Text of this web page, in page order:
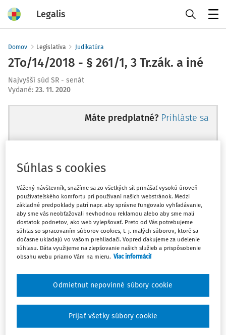
Legalis
Domov Legislatíva Judikatúra
2To/14/2018 - § 261/1, 3 Tr.zák. a iné
Najvyšší súd SR - senát
Vydané: 23. 11. 2020
Máte predplatné? Prihláste sa
Ups, zatiaľ ste si prečítali len
začiatok...
Celý odborný obsah z tejto oblasti je
dostupný predplatiteľom portálu.
obsahu a získajte prístup na 10 dní
zdarma, stačí sa len zaregistrovať.
Vďaka registrácii získate prístup aj k
vybranému obsahu:
Súhlas s cookies
Vážený návštevník, snažíme sa zo všetkých síl prinášať vysokú úroveň
používateľského komfortu pri používaní našich webstránok. Medzi
základné predpoklady patrí napr. aby správne fungovalo vyhľadávanie,
aby sme vás neobťažovali nevhodnou reklamou alebo aby sme mali
dostatok podnetov, ako web vylepšovať. Preto od Vás potrebujeme
súhlas so spracovaním súborov cookies, t. j. malých súborov, ktoré sa
dočasne ukladajú vo vašom prehliadači. Vopred ďakujeme za udelenie
súhlasu. Dáta využijeme na zlepšovanie našich služieb a prispôsobenie
obsahu webu priamo Vám na mieru. Viac informácií
Odmietnut nepovinné súbory cookie
Prijať všetky súbory cookie